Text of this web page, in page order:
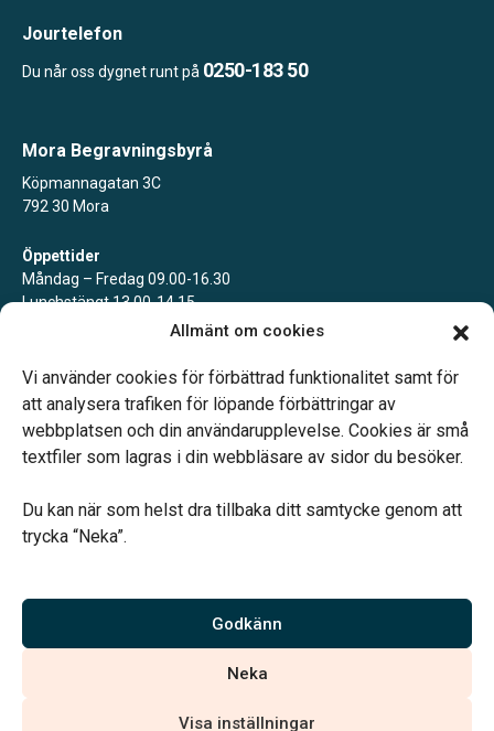
Allmänt om cookies
Vi använder cookies för förbättrad funktionalitet samt för
att analysera trafiken för löpande förbättringar av
webbplatsen och din användarupplevelse. Cookies är små
textfiler som lagras i din webbläsare av sidor du besöker.
Du kan när som helst dra tillbaka ditt samtycke genom att
trycka “Neka”.
Godkänn
Neka
Visa inställningar
Jourtelefon
Du når oss dygnet runt på 0250-183 50
Mora Begravningsbyrå
Köpmannagatan 3C
792 30 Mora
Öppettider
Måndag – Fredag 09.00-16.30
Lunchstängt 13.00-14.15
Ibland kan vi behöva stänga en kortare stund, för att vara till stöd
telefon.
Vårt systerbolag Verahill hjälper dig med familjejuridiken –
Vi är auktoriserade av Sveriges Begravningsbyråers Förbund och
har högt ställda krav på utbildning, kvalitet, miljö och arbetsmiljö.